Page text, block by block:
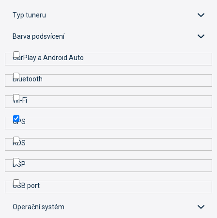
Typ tuneru
Barva podsvícení
CarPlay a Android Auto
Bluetooth
Wi-Fi
GPS
RDS
DSP
USB port
Operační systém